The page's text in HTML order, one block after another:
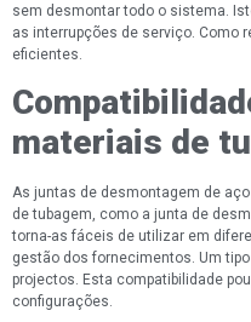
sem desmontar todo o sistema.
as interrupções de serviço. Como
eficientes.
materiais de
As juntas de desmontagem de
de tubagem, como a junta de
torna-as fáceis de utilizar em
gestão dos fornecimentos. Um
projectos. Esta compatibilidade
configurações.